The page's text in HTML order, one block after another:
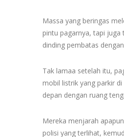
Massa yang beringas
pintu pagarnya, tapi juga
dinding pembatas
Tak lamaa setelah itu,
mobil listrik yang parkir
depan dengan ruang
Mereka menjarah
polisi yang terlihat,